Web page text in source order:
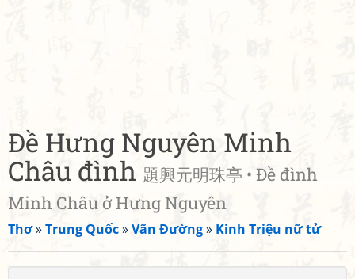
Đề Hưng Nguyên Minh
Châu đình 題興元明珠亭 • Đề đình
Minh Châu ở Hưng Nguyên
Thơ»Trung Quốc»Vãn Đường» Kinh Triệu nữ tử